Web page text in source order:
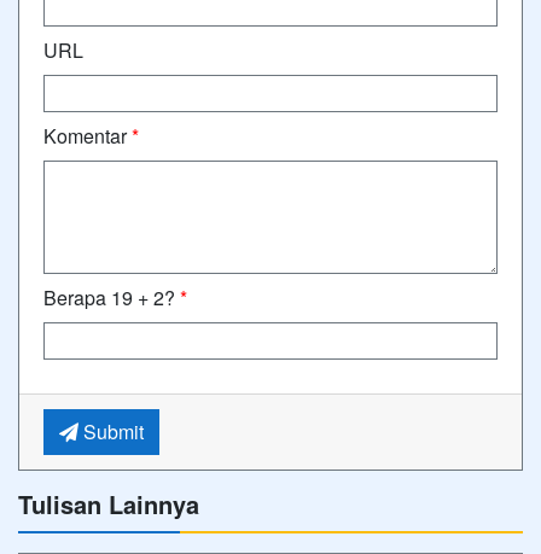
URL
Komentar*
Berapa 19 + 2? *
Submit
Tulisan Lainnya